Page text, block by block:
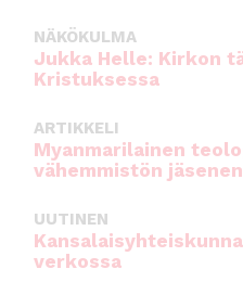
NÄKÖKULMA
Jukka Helle: Kirkon
Kristuksessa
ARTIKKELI
Myanmarilainen
vähemmistön
UUTINEN
verkossa